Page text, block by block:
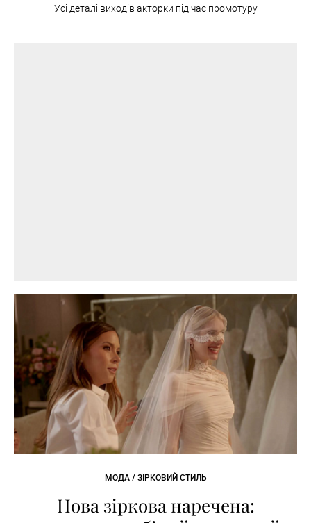
Усі деталі виходів акторки під час промотуру
МОДА / ЗІРКОВИЙ СТИЛЬ
Нова зіркова наречена: